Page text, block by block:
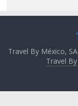
Travel By México,
Travel